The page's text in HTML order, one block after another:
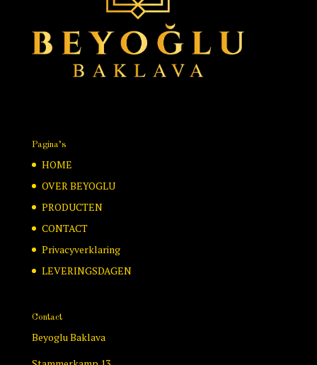
Pagina’s
HOME
OVER BEYOGLU
PRODUCTEN
CONTACT
Privacyverklaring
LEVERINGSDAGEN
Contact
Beyoglu Baklava